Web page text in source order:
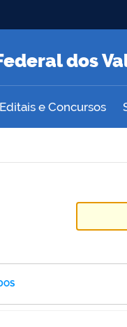
dos
Editais e Concursos